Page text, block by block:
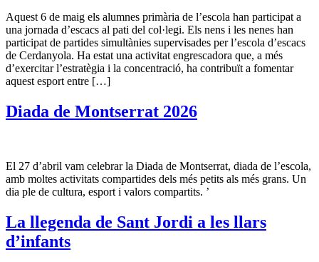
Aquest 6 de maig els alumnes primària de l’escola han participat a
una jornada d’escacs al pati del col·legi. Els nens i les nenes han
participat de partides simultànies supervisades per l’escola d’escacs
de Cerdanyola. Ha estat una activitat engrescadora que, a més
d’exercitar l’estratègia i la concentració, ha contribuït a fomentar
aquest esport entre […]
Diada de Montserrat 2026
El 27 d’abril vam celebrar la Diada de Montserrat, diada de l’escola,
amb moltes activitats compartides dels més petits als més grans. Un
dia ple de cultura, esport i valors compartits. ’
La llegenda de Sant Jordi a les llars
d’infants